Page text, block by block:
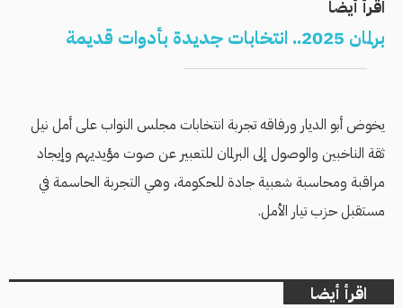
اقرأ أيضا
برلمان 2025.. انتخابات جديدة بأدوات قديمة
يخوض أبو الديار ورفاقه تجربة انتخابات مجلس النواب على أمل نيل
ثقة الناخبين والوصول إلى البرلمان للتعبير عن صوت مؤيديهم وإيجاد
مراقبة ومحاسبة شعبية جادة للحكومة، وهي التجربة الحاسمة في
مستقبل حزب تيار الأمل.
اقرأ أيضا